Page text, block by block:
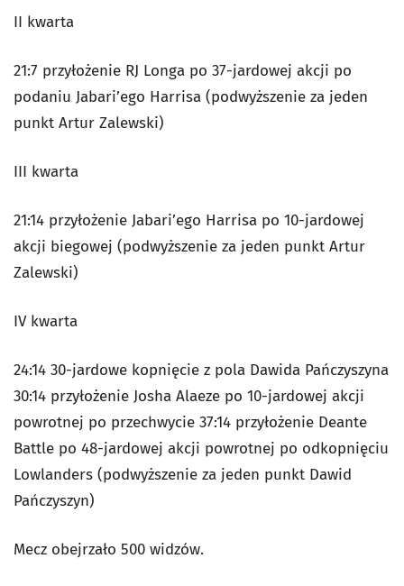
II kwarta
21:7 przyłożenie RJ Longa po 37-jardowej akcji po
podaniu Jabari’ego Harrisa (podwyższenie za jeden
punkt Artur Zalewski)
III kwarta
21:14 przyłożenie Jabari’ego Harrisa po 10-jardowej
akcji biegowej (podwyższenie za jeden punkt Artur
Zalewski)
IV kwarta
24:14 30-jardowe kopnięcie z pola Dawida Pańczyszyna
30:14 przyłożenie Josha Alaeze po 10-jardowej akcji
powrotnej po przechwycie 37:14 przyłożenie Deante
Battle po 48-jardowej akcji powrotnej po odkopnięciu
Lowlanders (podwyższenie za jeden punkt Dawid
Pańczyszyn)
Mecz obejrzało 500 widzów.